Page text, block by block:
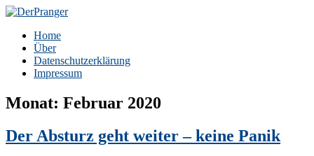
Zum
springen
DerPranger
Finanzen, Freiheit, Prangerei
Home
Über
Datenschutzerklärung
Impressum
Monat: Februar 2020
Der Absturz geht weiter – keine Panik